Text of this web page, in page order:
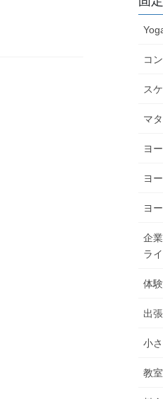
コ
ス
マ
ヨ
ヨ
ヨ
企
ラ
体
出
小
教